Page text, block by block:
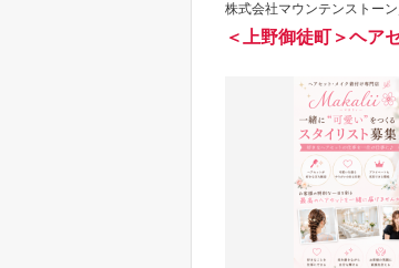
株式会社マウンテンストー
＜上野御徒町＞ヘア